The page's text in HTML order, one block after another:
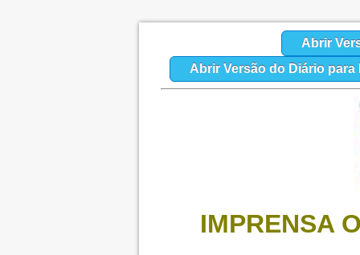
Abrir
Abrir Versão do Diário para
IMPRENSA